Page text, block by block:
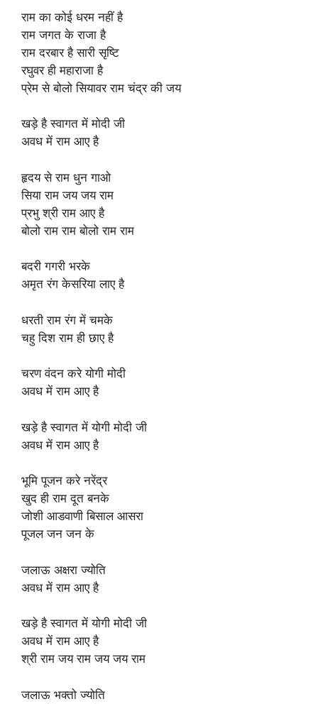
राम का कोई धरम नहीं है
राम जगत के राजा है
राम दरबार है सारी सृष्टि
रघुवर ही महाराजा है
प्रेम से बोलो सियावर राम चंद्र की जय
खड़े है स्वागत में मोदी जी
अवध में राम आए है
हृदय से राम धुन गाओ
सिया राम जय जय राम
प्रभु श्री राम आए है
बोलो राम राम बोलो राम राम
बदरी गगरी भरके
अमृत रंग केसरिया लाए है
धरती राम रंग में चमके
चहु दिश राम ही छाए है
चरण वंदन करे योगी मोदी
अवध में राम आए है
खड़े है स्वागत में योगी मोदी जी
अवध में राम आए है
भूमि पूजन करे नरेंद्र
खुद ही राम दूत बनके
जोशी आडवाणी बिसाल आसरा
पूजल जन जन के
जलाऊ अक्षरा ज्योति
अवध में राम आए है
खड़े है स्वागत में योगी मोदी जी
अवध में राम आए है
श्री राम जय राम जय जय राम
जलाऊ भक्तो ज्योति